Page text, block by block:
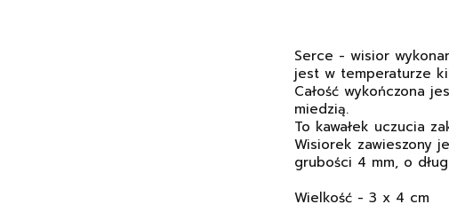
Serce - wisior
jest w temperaturze
Całość wykończona
miedzią.
To kawałek uczucia
Wisiorek zawieszony
grubości 4 mm, o
Wielkość - 3 x 4 cm